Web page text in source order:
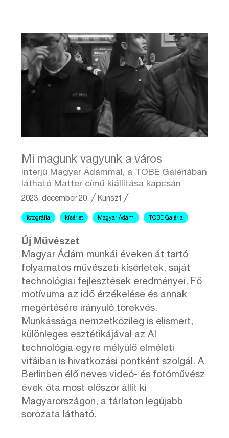
Mi magunk vagyunk a város
Interjú Magyar Ádámmal, a TOBE Galériában
látható Matter című kiállítása kapcsán
2023. december 20. ╱Kunszt ╱
fotográfia kísérlet Magyar Ádám TOBE Galéria
Új Művészet
Magyar Ádám munkái éveken át tartó
folyamatos művészeti kísérletek, saját
technológiai fejlesztések eredményei. Fő
motívuma az idő érzékelése és annak
megértésére irányuló törekvés.
Munkássága nemzetközileg is elismert,
különleges esztétikájával az AI
technológia egyre mélyülő elméleti
vitáiban is hivatkozási pontként szolgál. A
Berlinben élő neves videó- és fotóművész
évek óta most először állít ki
Magyarországon, a tárlaton legújabb
sorozata látható.